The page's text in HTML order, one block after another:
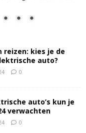
reizen: kies je de
auto?
0
auto’s kun je
verwachten
0